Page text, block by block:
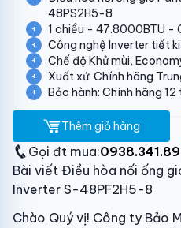
48PS2H5-8
1 chiều - 47.8000BTU -
Công nghệ Inverter tiết
Chế độ Khử mùi,
Xuất xứ: Chính hãng
Bảo hành: Chính hãng 12
Thêm giỏ hàng
Gọi đt mua:
Bài viết Điều hòa nối ống
Inverter S-48PF2H5-8
Chào Quý vị! Công ty Bảo